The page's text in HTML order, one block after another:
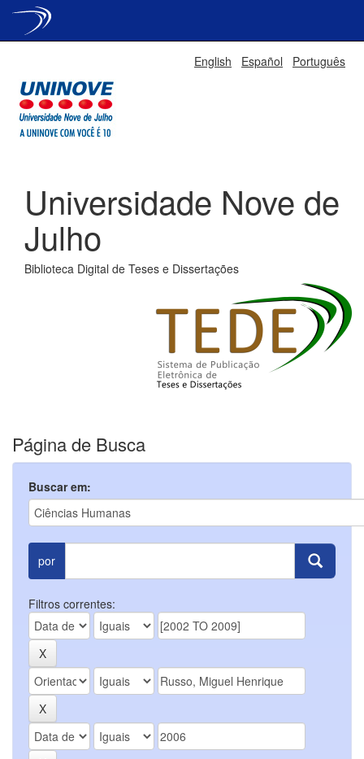
English Español Português
Universidade Nove de
Julho
Biblioteca Digital de Teses e Dissertações
Página de Busca
Buscar em:
por
Filtros correntes: